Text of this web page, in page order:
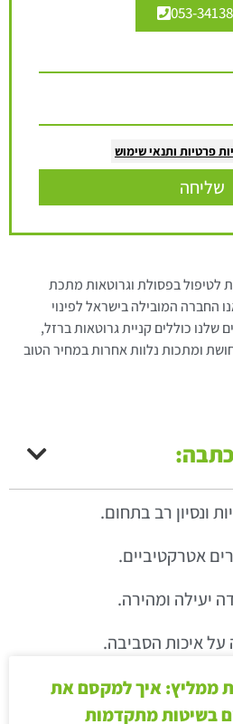
053-
פרטיות ותנאי שימוש
שליחה
לטיפול בפסולת וגרוטאות מתכת
החברה המובילה בישראל לפינוי
שלנו כוללים קניית גרוטאות ברזל,
ומתכות נלוות אחרות במחיר הטוב
ונסיון רב בתחום.
אטרקטיביים.
יעילה ומהירה.
על איכות הסביבה.
ממליץ: איך למקסם את
בשיטות מתקדמות